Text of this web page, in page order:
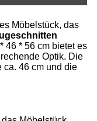
Möbelstück, das
46 * 56 cm bietet es
Optik. Die
ca. 46 cm und die